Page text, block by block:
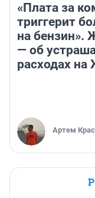
«Плата за
триггерит
на бензин».
— об
расходах
Артем